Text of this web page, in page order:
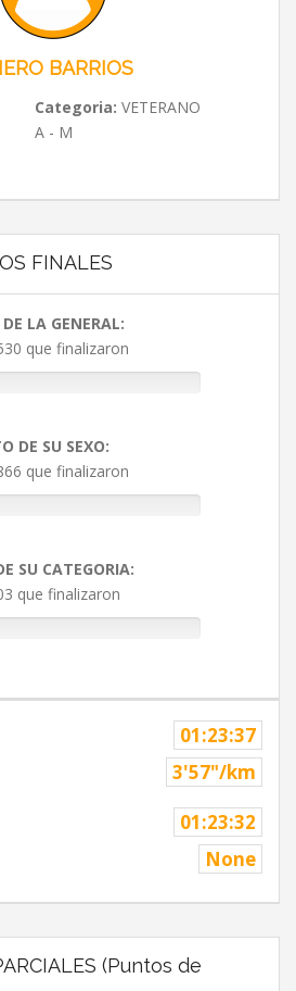
BARRIOS
Categoria: VETERANO
A - M
FINALES
LA GENERAL:
que finalizaron
DE SU SEXO:
que finalizaron
SU CATEGORIA:
que finalizaron
01:23:37
3'57"/km
01:23:32
None
(Puntos de